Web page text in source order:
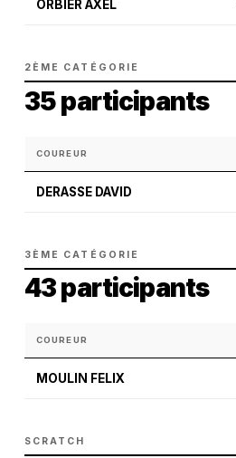
ORBIER AXEL
2ÈME CATÉGORIE
35 participants
COUREUR
DERASSE DAVID
3ÈME CATÉGORIE
43 participants
COUREUR
MOULIN FELIX
SCRATCH